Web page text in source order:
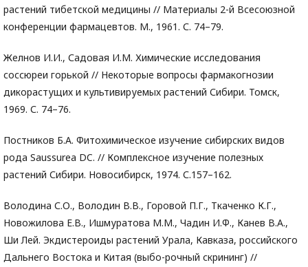
растений тибетской медицины // Материалы 2-й Всесоюзной
конференции фармацевтов. М., 1961. С. 74–79.
Желнов И.И., Садовая И.М. Химические исследования
соссюреи горькой // Некоторые вопросы фармакогнозии
дикорастущих и культивируемых растений Сибири. Томск,
1969. С. 74–76.
Постников Б.А. Фитохимическое изучение сибирских видов
рода Saussurea DC. // Комплексное изучение полезных
растений Сибири. Новосибирск, 1974. С.157–162.
Володина С.О., Володин В.В., Горовой П.Г., Ткаченко К.Г.,
Новожилова Е.В., Ишмуратова М.М., Чадин И.Ф., Канев В.А.,
Ши Лей. Экдистероиды растений Урала, Кавказа, российского
Дальнего Востока и Китая (выбо-рочный скрининг) //